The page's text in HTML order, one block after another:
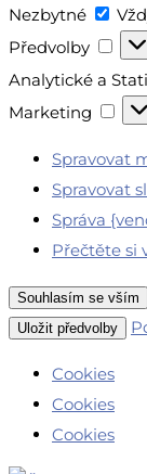
Nezbytné
Předvolby
Analytické a
Marketing
Spravovat
Spravovat
Správa
Přečtěte si
Souhlasím se vším
Uložit předvolby
Cookies
Cookies
Cookies